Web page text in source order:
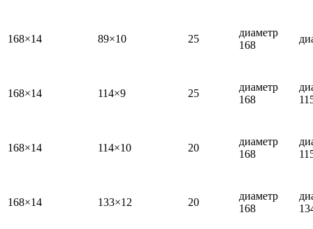
168×14 89×10 25
диаметр
168
168×14 114×9 25
диаметр
168
168×14 114×10 20
диаметр
168
168×14 133×12 20
диаметр
168